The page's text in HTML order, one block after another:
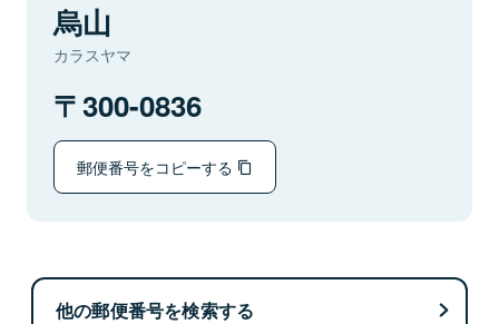
烏山
カラスヤマ
300-0836
郵便番号をコピーする
他の郵便番号を検索する